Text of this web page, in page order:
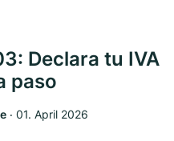
Declara tu IVA
paso
‧ 01. April 2026